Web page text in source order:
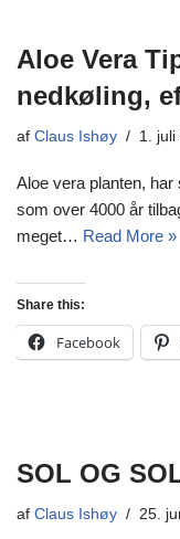
Aloe Vera
nedkøling,
af Claus Ishøy 1. juli
Aloe vera planten,
som over 4000 år
meget… Read More »
Share this:
Facebook
SOL OG
af Claus Ishøy 25.